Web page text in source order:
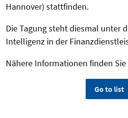
Hannover) stattfinden.
Die Tagung steht diesmal unter
Intelligenz in der
Nähere Informationen finden Sie
Go to list